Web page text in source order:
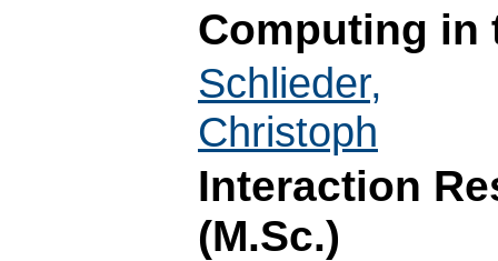
Computing in
Schlieder,
Christoph
Interaction
(M.Sc.)